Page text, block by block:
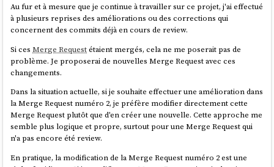
Au fur et à mesure que je continue à travailler sur ce projet, j'ai effectué
à plusieurs reprises des améliorations ou des corrections qui
concernent des commits déjà en cours de review.
Si cesMerge Requestétaient mergés, cela ne me poserait pas de
problème. Je proposerai de nouvelles Merge Request avec ces
changements.
Dans la situation actuelle, si je souhaite effectuer une amélioration dans
la Merge Request numéro 2, je préfère modifier directement cette
Merge Request plutôt que d'en créer une nouvelle. Cette approche me
semble plus logique et propre, surtout pour une Merge Request qui
n'a pas encore été review.
En pratique, la modification de la Merge Request numéro 2 est une